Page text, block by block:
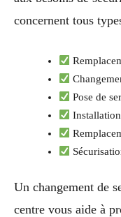
concernent tous
Pose de
Un changement de
centre vous aide à